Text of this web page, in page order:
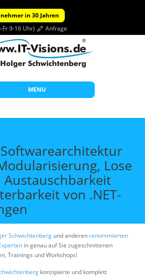
in 30 Jahren
Fr 9-16 Uhr) Anfrage
MENU
Schulungen
Seminare
uns
Lose
Austauschbarkeit
von .NET-
Schwichtenberg und anderen renommierten
in genau auf Sie zugeschnittenen
Trainings und Workshops!
konzipierte und komplett